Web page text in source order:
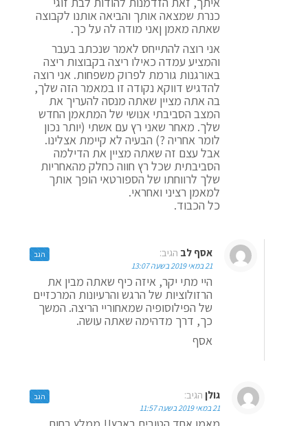
כנרת שמצאה אותך והביאה אותנו לקבוצה
שאתה מאמן ןאני מודה לה על כך.
אני רוצה להתייחס לאמר שנכתב בעבר
והמציע עמדה כאילו ריצה בקבוצות ריצה
באורגנות גורמת לפרוק משפחות. אני רוצה
להדגיש דווקא נקודה זו במאמר הזה שלך,
בה אתה מציין שאתה מנסה להעריך את
המצב הסביבתי אנושי של המתאמן החדש
שלך. מאחר שאני רץ עם אשתי (יותר נכון
לומר אחריה ?) הבעיה לא קיימת אצלינו.
אבל עצם זה שאתה מציין את הדילמה
הסביבתית שכל רץ חווה כחלק מהאחריות
שלך לרווחתו של הספורטאי הופך אותך
למאמן רציני ואחראי.
כל הכבוד.
אסף לב הגיב:
21 במאי 2019 בשעה 13:07
היי מתי יקר, איזה כיף שאתה מבין את
הרזולוציות של הרגש והרעיונות המרכזיים
של הפילוסופיה שמאחוריי הריצה. המשך
כך, דרך מדהימה שאתה עושה.
אסף
הגב
גולן הגיב:
21 במאי 2019 בשעה 11:57
הגב